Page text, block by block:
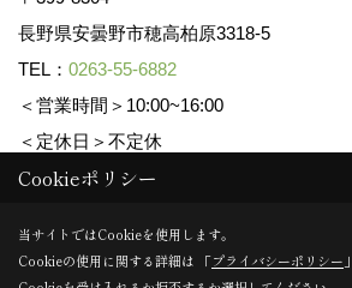
長野県安曇野市穂高柏原3318-5
TEL： 0263-55-6882
＜営業時間＞10:00~16:00
＜定休日＞不定休
Copyright (c) ICHII Corp. All Rights Reserved.
Produced byゴデスクリエイト
Cookieポリシー
当サイトではCookieを使用します。
Cookieの使用に関する詳細は 「プライバシーポリシー